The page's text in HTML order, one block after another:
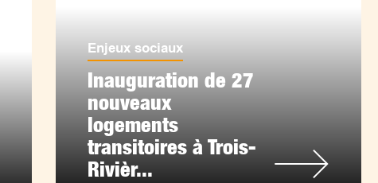
Enjeux sociaux
Inauguration de 27
nouveaux
logements
transitoires à Trois-
Rivièr...